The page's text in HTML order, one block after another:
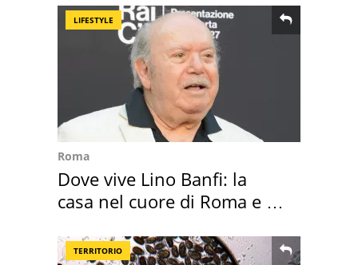
LIFESTYLE
Roma
Dove vive Lino Banfi: la
casa nel cuore di Roma e i
TERRITORIO